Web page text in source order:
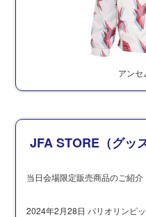
アンセ
JFA STORE（グッ
当日会場限定販売商品のご紹介
2024年2月28日 パリオリンピ